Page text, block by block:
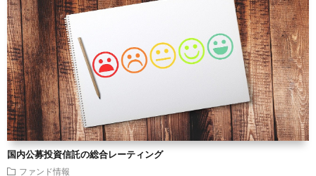
国内公募投資信託の総合レーティング
ファンド情報